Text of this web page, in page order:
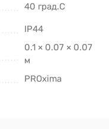
40 град.C
IP44
0.1 × 0.07 × 0.07
м
PROxima